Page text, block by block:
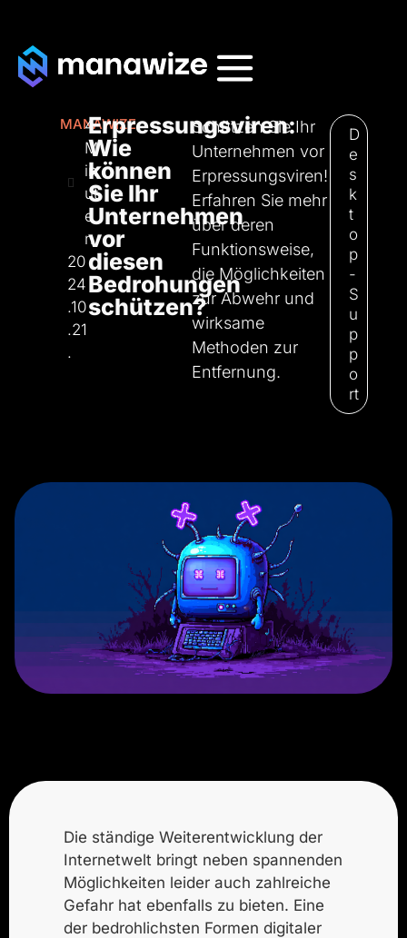
MANAWIZE
4
M
in
ut
e
n
20
24
.10
.21
.
Erpressungsviren:
Wie
können
Sie Ihr
Unternehmen
vor
diesen
Bedrohungen
schützen?
Schützen Sie Ihr
Unternehmen vor
Erpressungsviren!
Erfahren Sie mehr
über deren
Funktionsweise,
die Möglichkeiten
zur Abwehr und
wirksame
Methoden zur
Entfernung.
D
e
s
k
t
o
p
-
S
u
p
p
o
rt
Die ständige Weiterentwicklung der
Internetwelt bringt neben spannenden
Möglichkeiten leider auch zahlreiche
Gefahr hat ebenfalls zu bieten. Eine
der bedrohlichsten Formen digitaler